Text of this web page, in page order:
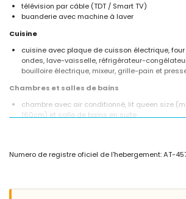
télévision par câble (TDT / Smart TV)
buanderie avec machine à laver
Cuisine
cuisine avec plaque de cuisson électrique,
ondes, lave-vaisselle, réfrigérateur-
bouilloire électrique, mixeur, grille-pain et
Chambres et salles de bains
chambre avec air conditionné, lit queen size
160cm) et salle de bains en suite
chambre avec lit queen size (mesurant 200
chambre avec air conditionné, 2 lits simples
salle de bains avec double vasque,
Numero de registre oficiel de l'hebergement: AT-